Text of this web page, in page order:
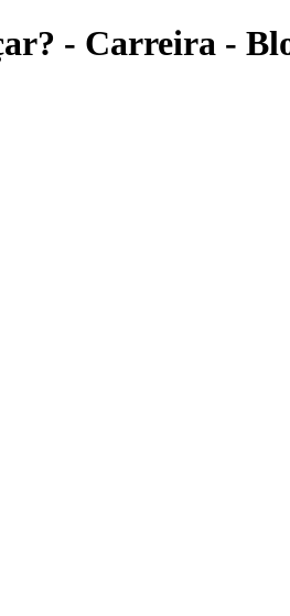
- Carreira -